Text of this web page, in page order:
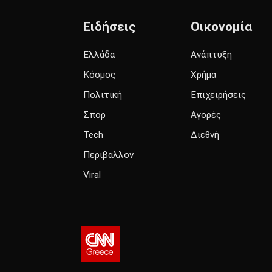
Ειδήσεις
Ελλάδα
Κόσμος
Πολιτική
Σπορ
Tech
Περιβάλλον
Viral
Οικονομία
Ανάπτυξη
Χρήμα
Επιχειρήσεις
Αγορές
Διεθνή